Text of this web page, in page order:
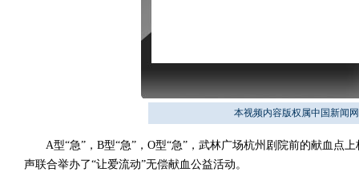
本视频内容版权属中国新闻
A型“急”，B型“急”，O型“急”，武林广场杭州剧院前的献血点
声联合举办了“让爱流动”无偿献血公益活动。